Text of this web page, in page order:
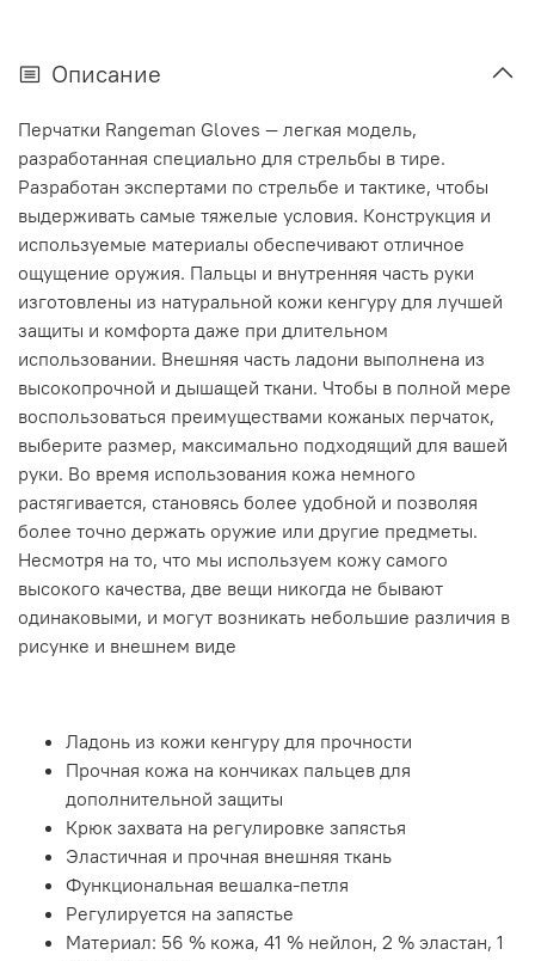
Описание
Перчатки Rangeman Gloves — легкая модель,
разработанная специально для стрельбы в тире.
Разработан экспертами по стрельбе и тактике, чтобы
выдерживать самые тяжелые условия. Конструкция и
используемые материалы обеспечивают отличное
ощущение оружия. Пальцы и внутренняя часть руки
изготовлены из натуральной кожи кенгуру для лучшей
защиты и комфорта даже при длительном
использовании. Внешняя часть ладони выполнена из
высокопрочной и дышащей ткани. Чтобы в полной мере
воспользоваться преимуществами кожаных перчаток,
выберите размер, максимально подходящий для вашей
руки. Во время использования кожа немного
растягивается, становясь более удобной и позволяя
более точно держать оружие или другие предметы.
Несмотря на то, что мы используем кожу самого
высокого качества, две вещи никогда не бывают
одинаковыми, и могут возникать небольшие различия в
рисунке и внешнем виде
Ладонь из кожи кенгуру для прочности
Прочная кожа на кончиках пальцев для
дополнительной защиты
Крюк захвата на регулировке запястья
Эластичная и прочная внешняя ткань
Функциональная вешалка-петля
Регулируется на запястье
Материал: 56 % кожа, 41 % нейлон, 2 % эластан, 1